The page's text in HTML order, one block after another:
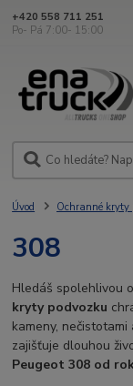
+420 558 711 251
Po- Pá 7:00- 15:00
Úvod Ochranné kryty
308
Hledáš spolehlivou
kryty podvozku
kameny,
zajišťuje dlouhou
Peugeot 308 od